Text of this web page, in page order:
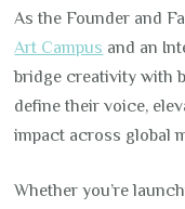
As the Founder and
Art Campus and an
bridge creativity with
define their voice,
impact across global
Whether you’re